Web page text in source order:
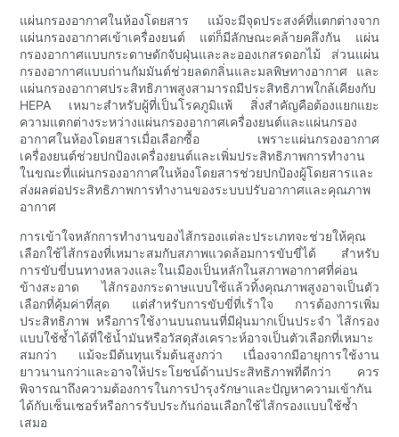
แผ่นกรองอากาศในห้องโดยสาร แม้จะมีจุดประสงค์ที่แตกต่างจาก
แผ่นกรองอากาศเข้าเครื่องยนต์ แต่ก็มีลักษณะคล้ายคลึงกัน แผ่น
กรองอากาศแบบกระดาษดักจับฝุ่นและละอองเกสรดอกไม้ ส่วนแผ่น
กรองอากาศแบบถ่านกัมมันต์ช่วยลดกลิ่นและมลพิษทางอากาศ และ
แผ่นกรองอากาศประสิทธิภาพสูงสามารถมีประสิทธิภาพใกล้เคียงกับ
HEPA เหมาะสำหรับผู้ที่เป็นโรคภูมิแพ้ สิ่งสำคัญคือต้องแยกแยะ
ความแตกต่างระหว่างแผ่นกรองอากาศเครื่องยนต์และแผ่นกรอง
อากาศในห้องโดยสารเมื่อเลือกซื้อ เพราะแผ่นกรองอากาศ
เครื่องยนต์ช่วยปกป้องเครื่องยนต์และเพิ่มประสิทธิภาพการทำงาน
ในขณะที่แผ่นกรองอากาศในห้องโดยสารช่วยปกป้องผู้โดยสารและ
ส่งผลต่อประสิทธิภาพการทำงานของระบบปรับอากาศและคุณภาพ
อากาศ
การเข้าใจหลักการทำงานของไส้กรองแต่ละประเภทจะช่วยให้คุณ
เลือกใช้ไส้กรองที่เหมาะสมกับสภาพแวดล้อมการขับขี่ได้ สำหรับ
การขับขี่บนทางหลวงและในเมืองเป็นหลักในสภาพอากาศที่ค่อน
ข้างสะอาด ไส้กรองกระดาษแบบใช้แล้วทิ้งคุณภาพสูงอาจเป็นตัว
เลือกที่คุ้มค่าที่สุด แต่สำหรับการขับขี่ที่เร้าใจ การต้องการเพิ่ม
ประสิทธิภาพ หรือการใช้งานบนถนนที่มีฝุ่นมากเป็นประจำ ไส้กรอง
แบบใช้ซ้ำได้ที่ใช้น้ำมันหรือวัสดุสังเคราะห์อาจเป็นตัวเลือกที่เหมาะ
สมกว่า แม้จะมีต้นทุนเริ่มต้นสูงกว่า เนื่องจากมีอายุการใช้งาน
ยาวนานกว่าและอาจให้ประโยชน์ด้านประสิทธิภาพที่ดีกว่า ควร
พิจารณาถึงความต้องการในการบำรุงรักษาและปัญหาความเข้ากัน
ได้กับเซ็นเซอร์หรือการรับประกันก่อนเลือกใช้ไส้กรองแบบใช้ซ้ำ
เสมอ